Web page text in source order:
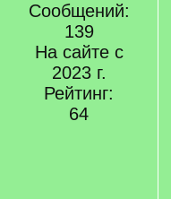
Сообщений:
139
На сайте с
2023 г.
Рейтинг:
64